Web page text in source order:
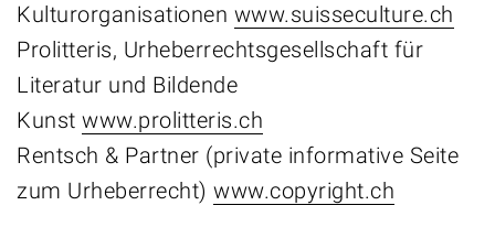
Kulturorganisationen www.suisseculture.ch
Prolitteris, Urheberrechtsgesellschaft für
Literatur und Bildende
Kunst www.prolitteris.ch
Rentsch & Partner (private informative Seite
zum Urheberrecht) www.copyright.ch